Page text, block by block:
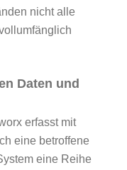
nicht alle
Daten und
erfasst mit
eine betroffene
eine Reihe